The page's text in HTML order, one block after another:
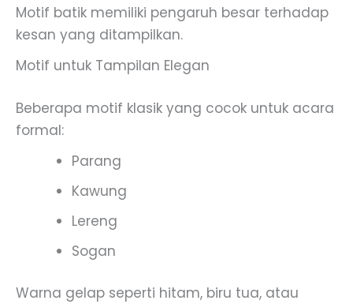
Motif batik memiliki pengaruh besar terhadap
kesan yang ditampilkan.
Motif untuk Tampilan Elegan
Beberapa motif klasik yang cocok untuk acara
formal:
Parang
Kawung
Lereng
Sogan
Warna gelap seperti hitam, biru tua, atau